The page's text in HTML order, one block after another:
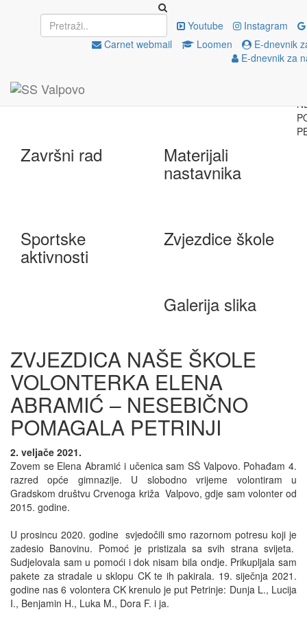
Youtube Instagram
Carnet webmail
Loomen
E-dnevnik
E-dnevnik za
Upisi EU projekti
e-Škole
Završni rad Materijali
nastavnika
Sportske
aktivnosti
Zvjezdice škole
Galerija slika
ZVJEZDICA NAŠE ŠKOLE
VOLONTERKA ELENA
ABRAMIĆ – NESEBIČNO
POMAGALA PETRINJI
2. veljače 2021.
Zovem se Elena Abramić i učenica sam SŠ Valpovo. Pohađam 4.
razred opće gimnazije. U slobodno vrijeme volontiram u
Gradskom društvu Crvenoga križa Valpovo, gdje sam volonter od
2015. godine.
U prosincu 2020. godine svjedočili smo razornom potresu koji je
zadesio Banovinu. Pomoć je pristizala sa svih strana svijeta.
Sudjelovala sam u pomoći i dok nisam bila ondje. Prikupljala sam
pakete za stradale u sklopu CK te ih pakirala. 19. siječnja 2021.
godine nas 6 volontera CK krenulo je put Petrinje: Dunja L., Lucija
I., Benjamin H., Luka M., Dora F. i ja.